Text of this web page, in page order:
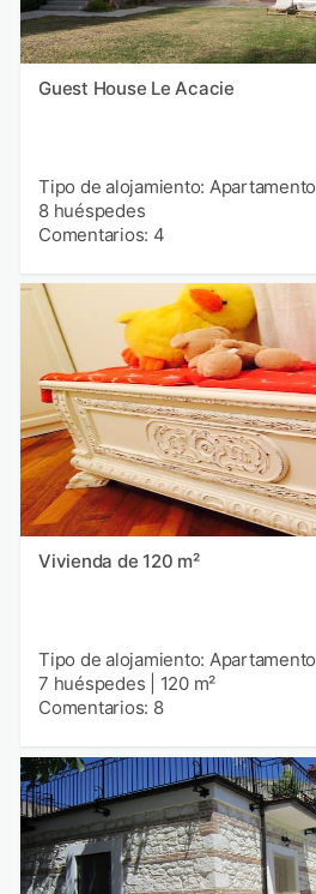
Guest House Le Acacie
Tipo de alojamiento: Apartamento
8 huéspedes
Comentarios: 4
Vivienda de 120 m²
Tipo de alojamiento: Apartamento
7 huéspedes
120 m²
Comentarios: 8